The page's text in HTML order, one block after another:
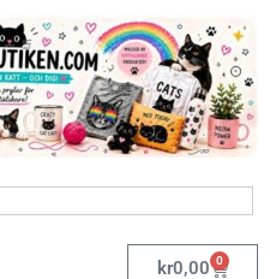
kr0,00 0